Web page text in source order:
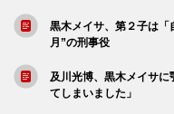
黒木メイサ、第２子は
月”の刑事役
及川光博、黒木メイサ
てしまいました」